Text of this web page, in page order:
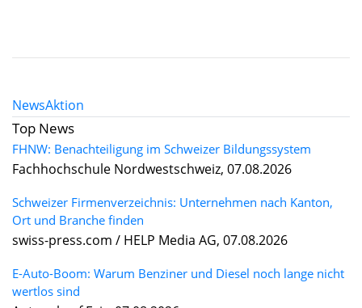
NewsAktion
Top News
FHNW: Benachteiligung im Schweizer Bildungssystem
Fachhochschule Nordwestschweiz, 07.08.2026
Schweizer Firmenverzeichnis: Unternehmen nach Kanton,
Ort und Branche finden
swiss-press.com / HELP Media AG, 07.08.2026
E-Auto-Boom: Warum Benziner und Diesel noch lange nicht
wertlos sind